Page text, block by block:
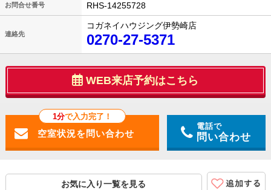
お問合せ番号 RHS-14255728
連絡先
コガネイハウジング伊勢崎店
0270-27-5371
WEB来店予約はこちら
1分で入力完了！
電話で
問い合わせ
お気に入り一覧を見る